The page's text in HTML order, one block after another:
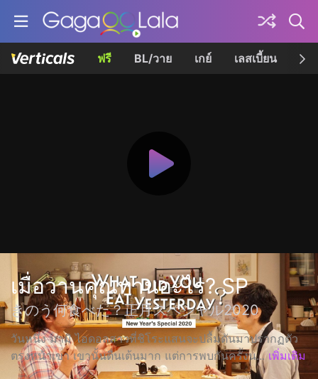
ฟรี BL/วาย เกย์ เลสเบี้ยน เค
เมื่อวานคุณทานอะไร? SP
きのう何食べた？正月スペシャル2020
วันหนึ่ง มามิ ไอดอลสาวที่ชิโระแสนจะปลื้มดันมาปรากฏตัว
ตรงหน้าเขา เขานั้นตื่นเต้นมาก แต่การพบกันครั้งน... เพิ่มเติม